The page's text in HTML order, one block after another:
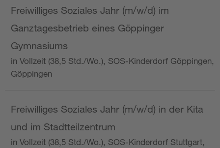
Freiwilliges Soziales Jahr (m/w/d) im
Ganztagesbetrieb eines Göppinger
Gymnasiums
in Vollzeit (38,5 Std./Wo.), SOS-Kinderdorf Göppingen,
Göppingen
Freiwilliges Soziales Jahr (m/w/d) in der Kita
und im Stadtteilzentrum
in Vollzeit (38,5 Std./Wo.), SOS-Kinderdorf Stuttgart,